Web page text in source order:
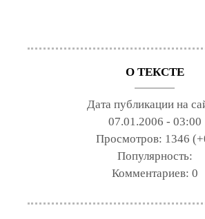
О ТЕКСТЕ
Дата публикации на
07.01.2006 - 03:00
Просмотров: 1346
Популярность:
Комментариев: 0